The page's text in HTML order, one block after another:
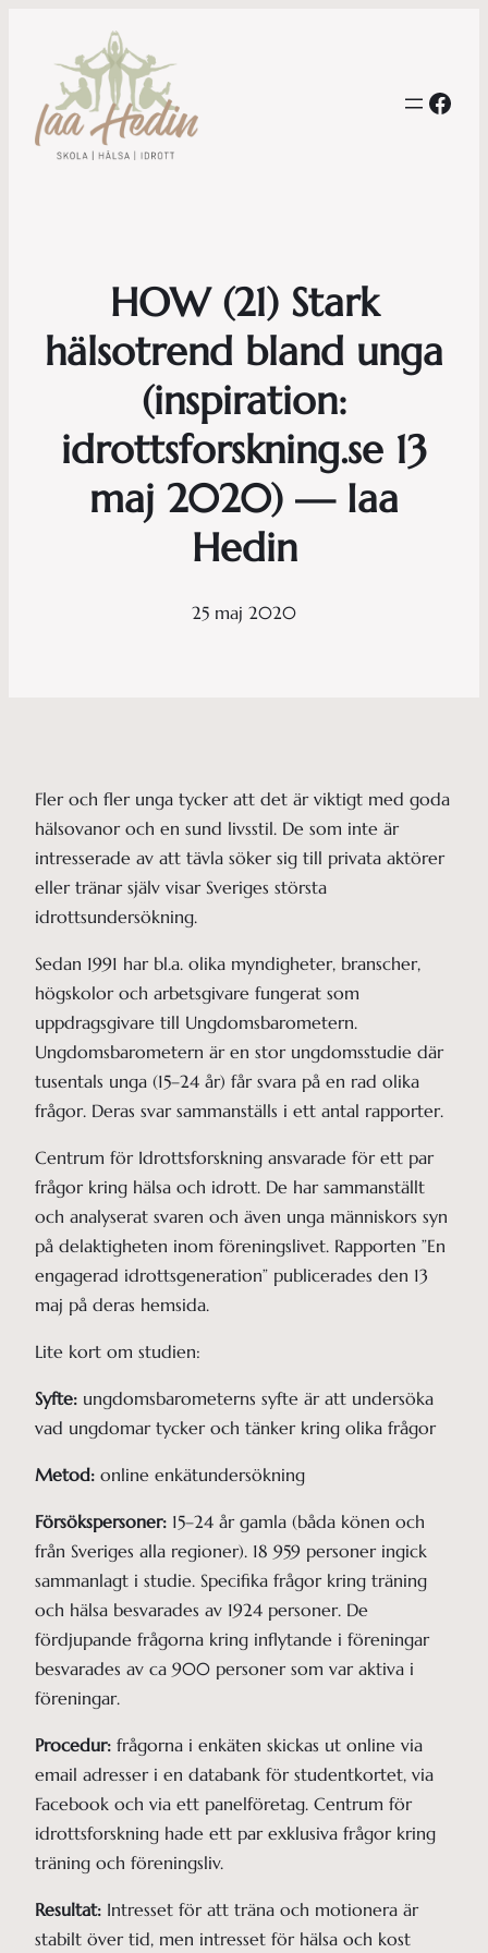
HOW (21) Stark
hälsotrend bland unga
(inspiration:
idrottsforskning.se 13
maj 2020) — Iaa
Hedin
25 maj 2020
Fler och fler unga tycker att det är viktigt med goda
hälsovanor och en sund livsstil. De som inte är
intresserade av att tävla söker sig till privata aktörer
eller tränar själv visar Sveriges största
idrottsundersökning.
Sedan 1991 har bl.a. olika myndigheter, branscher,
högskolor och arbetsgivare fungerat som
uppdragsgivare till Ungdomsbarometern.
Ungdomsbarometern är en stor ungdomsstudie där
tusentals unga (15–24 år) får svara på en rad olika
frågor. Deras svar sammanställs i ett antal rapporter.
Centrum för Idrottsforskning ansvarade för ett par
frågor kring hälsa och idrott. De har sammanställt
och analyserat svaren och även unga människors syn
på delaktigheten inom föreningslivet. Rapporten ”En
engagerad idrottsgeneration” publicerades den 13
maj på deras hemsida.
Lite kort om studien:
Syfte: ungdomsbarometerns syfte är att undersöka
vad ungdomar tycker och tänker kring olika frågor
Metod: online enkätundersökning
Försökspersoner: 15–24 år gamla (båda könen och
från Sveriges alla regioner). 18 959 personer ingick
sammanlagt i studie. Specifika frågor kring träning
och hälsa besvarades av 1924 personer. De
fördjupande frågorna kring inflytande i föreningar
besvarades av ca 900 personer som var aktiva i
föreningar.
Procedur: frågorna i enkäten skickas ut online via
email adresser i en databank för studentkortet, via
Facebook och via ett panelföretag. Centrum för
idrottsforskning hade ett par exklusiva frågor kring
träning och föreningsliv.
Resultat: Intresset för att träna och motionera är
stabilt över tid, men intresset för hälsa och kost